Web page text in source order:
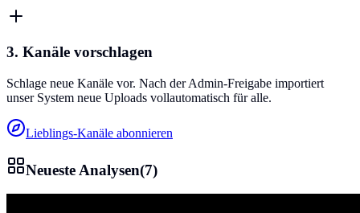
3. Kanäle vorschlagen
Schlage neue Kanäle vor. Nach der Admin-Freigabe importiert
unser System neue Uploads vollautomatisch für alle.
Lieblings-Kanäle abonnieren
Neueste Analysen(7)